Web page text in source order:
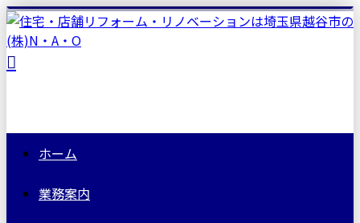
ホーム
業務案内